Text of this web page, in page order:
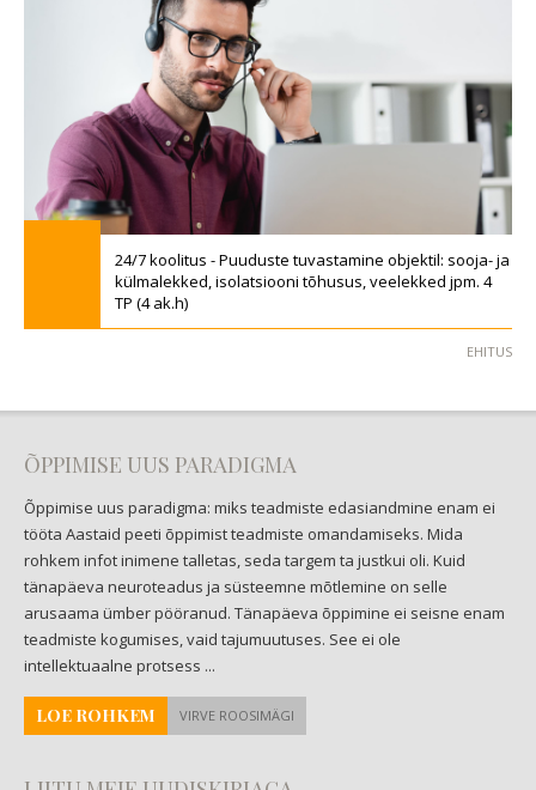
24/7 koolitus - Puuduste tuvastamine objektil: sooja- ja
külmalekked, isolatsiooni tõhusus, veelekked jpm. 4
TP (4 ak.h)
EHITUS
ÕPPIMISE UUS PARADIGMA
Õppimise uus paradigma: miks teadmiste edasiandmine enam ei
tööta Aastaid peeti õppimist teadmiste omandamiseks. Mida
rohkem infot inimene talletas, seda targem ta justkui oli. Kuid
tänapäeva neuroteadus ja süsteemne mõtlemine on selle
arusaama ümber pööranud. Tänapäeva õppimine ei seisne enam
teadmiste kogumises, vaid tajumuutuses. See ei ole
intellektuaalne protsess ...
LOE ROHKEM VIRVE ROOSIMÄGI